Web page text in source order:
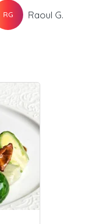
RG Raoul G.